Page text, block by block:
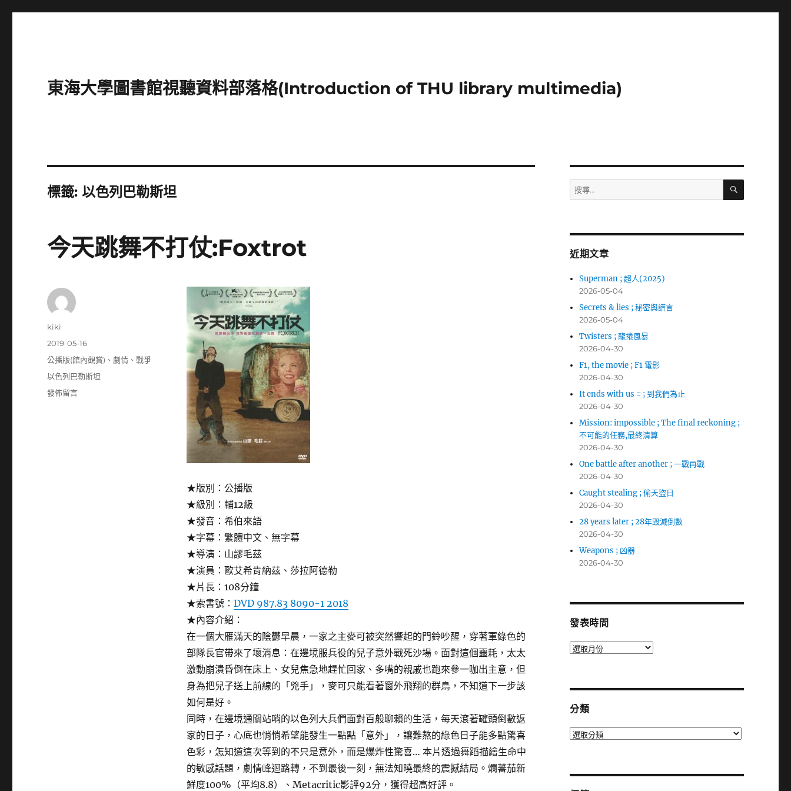
東海大學圖書館視聽資料部落格(Introduction of THU library multimedia)
標籤:以色列巴勒斯坦
今天跳舞不打仗:Foxtrot
★版別：公播版
★級別：輔12級
★發音：希伯來語
★字幕：繁體中文、無字幕
★導演：山謬毛茲
★演員：歐艾希肯納茲、莎拉阿德勒
★片長：108分鐘
★索書號： DVD 987.83 8090-1 2018
★內容介紹：
在一個大雁滿天的陰鬱早晨，一家之主麥可被突然響起的門鈴吵醒，穿著軍綠色的
部隊長官帶來了壞消息：在邊境服兵役的兒子意外戰死沙場。面對這個噩耗，太太
激動崩潰昏倒在床上、女兒焦急地趕忙回家、多嘴的親戚也跑來參一咖出主意，但
身為把兒子送上前線的「兇手」，麥可只能看著窗外飛翔的群鳥，不知道下一步該
如何是好。
同時，在邊境通關站哨的以色列大兵們面對百般聊賴的生活，每天滾著罐頭倒數返
家的日子，心底也悄悄希望能發生一點點「意外」，讓難熬的綠色日子能多點驚喜
色彩，怎知道這次等到的不只是意外，而是爆炸性驚喜… 本片透過舞蹈描繪生命中
的敏感話題，劇情峰迴路轉，不到最後一刻，無法知曉最終的震撼結局。爛蕃茄新
鮮度100%（平均8.8）、Metacritic影評92分，獲得超高好評。
作
kiki
發
佈
期:
2019-05-16
分
類
公播版(館內觀賞) 、 劇情 、 戰爭
標
籤
以色列巴勒斯坦
在
發佈留言
搜
尋
字:
搜
近期文章
Superman ; 超人(2025)
2026-05-04
Secrets & lies ; 秘密與謊言
2026-05-04
Twisters ; 龍捲風暴
2026-04-30
F1, the movie ; F1 電影
2026-04-30
It ends with us = ; 到我們為止
2026-04-30
Mission: impossible ; The final reckoning ;
不可能的任務,最終清算
2026-04-30
One battle after another ; 一戰再戰
2026-04-30
Caught stealing ; 偷天盜日
2026-04-30
28 years later ; 28年毀滅倒數
2026-04-30
Weapons ; 凶器
2026-04-30
發表時間
發
分類
分